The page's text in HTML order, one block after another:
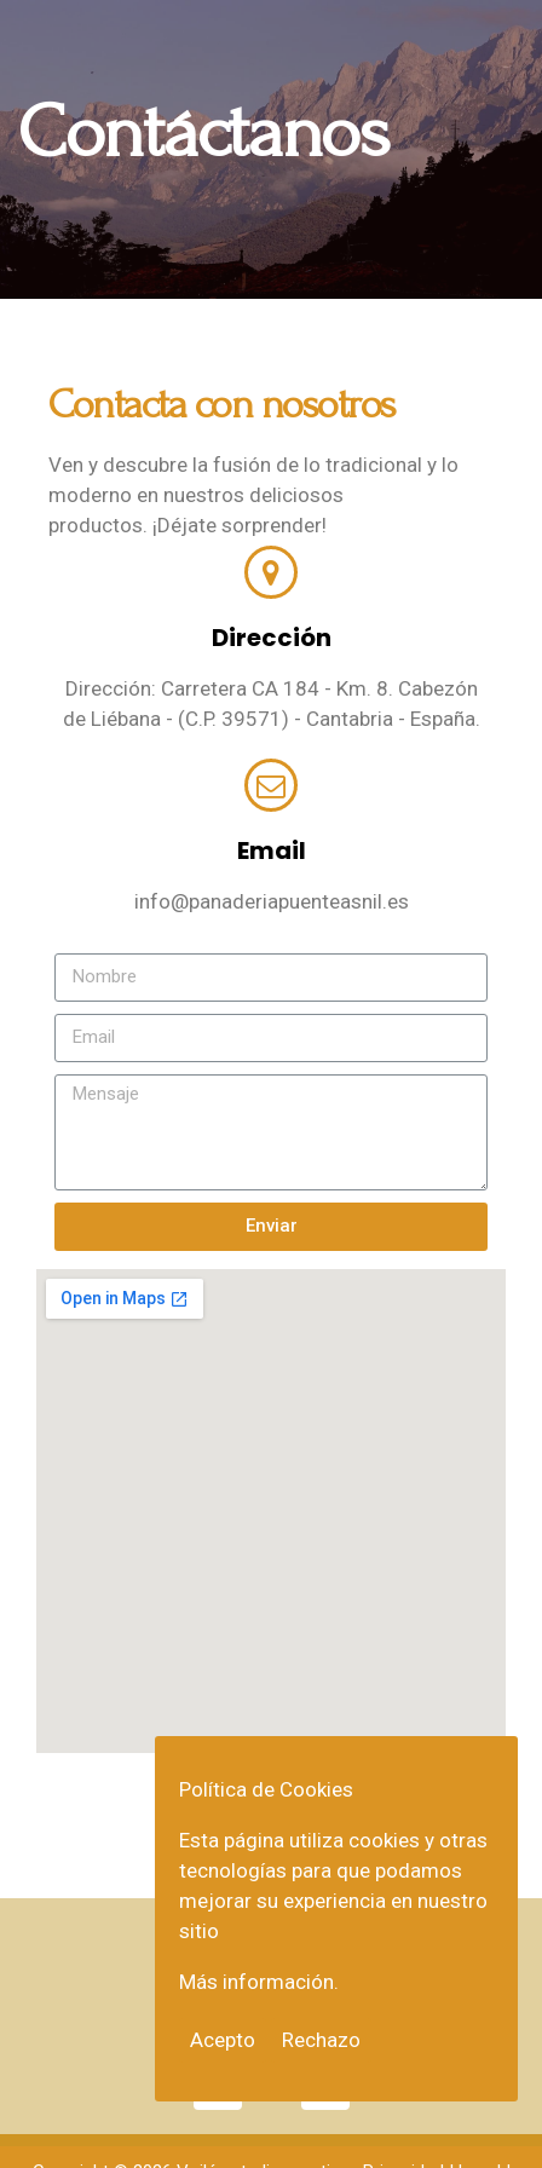
Contáctanos
Contacta con nosotros
Ven y descubre la fusión de lo tradicional y lo
moderno en nuestros deliciosos
productos. ¡Déjate sorprender!
Dirección
Dirección: Carretera CA 184 - Km. 8. Cabezón
de Liébana - (C.P. 39571) - Cantabria - España.
Email
info@panaderiapuenteasnil.es
Enviar
Política de Cookies
Esta página utiliza cookies y otras
tecnologías para que podamos
mejorar su experiencia en nuestro
sitio
Más información.
Acepto Rechazo